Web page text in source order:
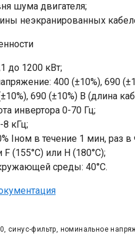
шума двигателя;
неэкранированных
до 1200 кВт;
400 (±10%), 690
690 (±10%) В (длина
инвертора 0-70 Гц;
кГц;
Iном в течение 1 мин, раз в
F (155°С) или Н (180°С);
среды: 40°С.
синус-фильтр, номинальное